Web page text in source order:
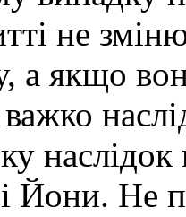
не
а якщо
наслідок
Йони. Не